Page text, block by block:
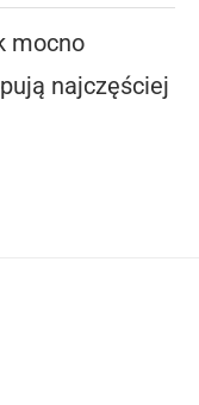
mocno
najczęściej